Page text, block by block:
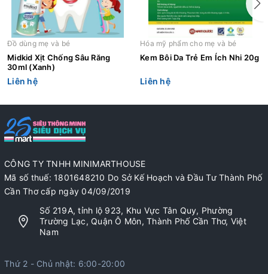
Đồ dùng mẹ và bé
Midkid Xịt Chống Sâu Răng
30ml (Xanh)
Liên hệ
Hóa mỹ phẩm cho mẹ và bé
Kem Bôi Da Trẻ Em Ích Nhi 20g
Liên hệ
CÔNG TY TNHH MINIMARTHOUSE
Mã số thuế: 1801648210 Do Sở Kế Hoạch và Đầu Tư Thành Phố
Cần Thơ cấp ngày 04/09/2019
Số 219A, tỉnh lộ 923, Khu Vực Tân Quy, Phường
Trường Lạc, Quận Ô Môn, Thành Phố Cần Thơ, Việt
Nam
Thứ 2 - Chủ nhật: 6:00-20:00